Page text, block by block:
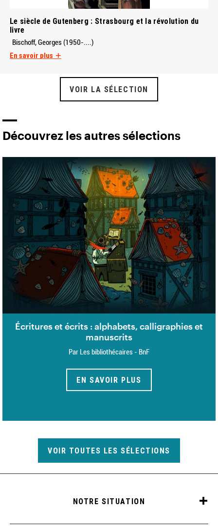
Le siècle de Gutenberg : Strasbourg et la révolution du
livre
Bischoff, Georges (1950-....)
En savoir plus
VOIR LA SÉLECTION
Découvrez les autres sélections
Écritures et écrits : alphabets, calligraphies et
manuscrits
Par Les bibliothécaires - BnF
EN SAVOIR PLUS
VOIR TOUTES LES SÉLECTIONS
NOTRE SITUATION